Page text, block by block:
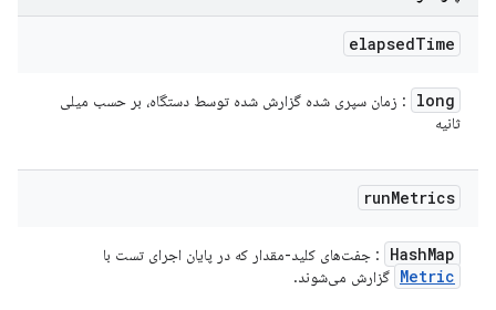
elapsedTime
long
: زمان سپری شده گزارش شده توسط دستگاه، بر حسب میلی
ثانیه
runMetrics
HashMap : جفت‌های کلید-مقدار که در پایان اجرای تست با
Metric گزارش می‌شوند.